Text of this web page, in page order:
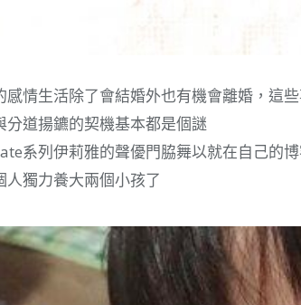
感情生活除了會結婚外也有機會離婚，這
分道揚鑣的契機基本都是個謎
系列伊莉雅的聲優門脇舞以就在自己的
人獨力養大兩個小孩了